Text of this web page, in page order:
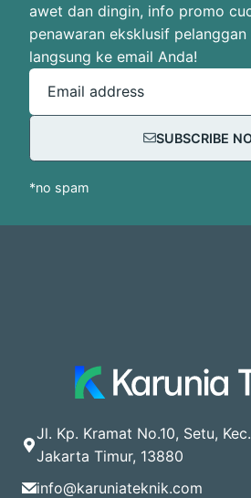
awet dan dingin, info promo
penawaran eksklusif
langsung ke email Anda!
Email address
SUBSCRIBE
*no spam
Jl. Kp. Kramat No.10, Setu,
Jakarta Timur, 13880
info@karuniateknik.com